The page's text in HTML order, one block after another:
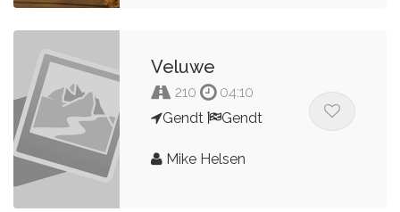
Veluwe
210
04:10
Gendt
Gendt
Mike Helsen